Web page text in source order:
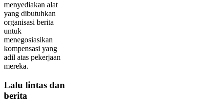
menyediakan alat
yang dibutuhkan
organisasi berita
untuk
menegosiasikan
kompensasi yang
adil atas pekerjaan
mereka.
Lalu lintas dan
berita